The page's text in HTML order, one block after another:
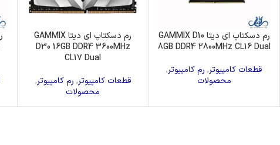
رم دسکتاپ ای دیتا GAMMIX D10
8GB DDR4 2800MHz CL16 Dual
قطعات کامپیوتر, رم کامپیوتر,
محصولات
رم دسکتاپ ای دیتا GAMMIX
D30 16GB DDR4 3600MHz
CL17 Dual
قطعات کامپیوتر, رم کامپیوتر,
محصولات